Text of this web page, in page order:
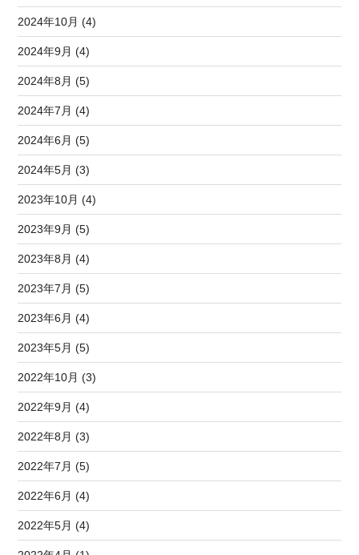
2024年10月 (4)
2024年9月 (4)
2024年8月 (5)
2024年7月 (4)
2024年6月 (5)
2024年5月 (3)
2023年10月 (4)
2023年9月 (5)
2023年8月 (4)
2023年7月 (5)
2023年6月 (4)
2023年5月 (5)
2022年10月 (3)
2022年9月 (4)
2022年8月 (3)
2022年7月 (5)
2022年6月 (4)
2022年5月 (4)